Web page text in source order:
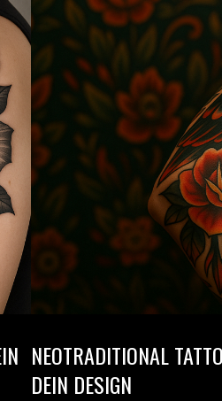
NEOTRADITIONAL
DEIN DESIGN